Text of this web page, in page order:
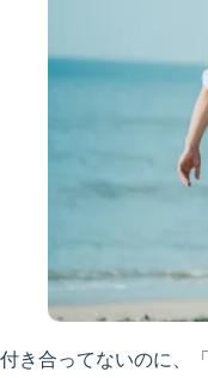
付き合ってないのに、